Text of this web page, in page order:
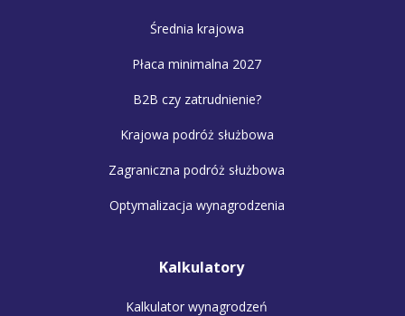
Średnia krajowa
Płaca minimalna 2027
B2B czy zatrudnienie?
Krajowa podróż służbowa
Zagraniczna podróż służbowa
Optymalizacja wynagrodzenia
Kalkulatory
Kalkulator wynagrodzeń